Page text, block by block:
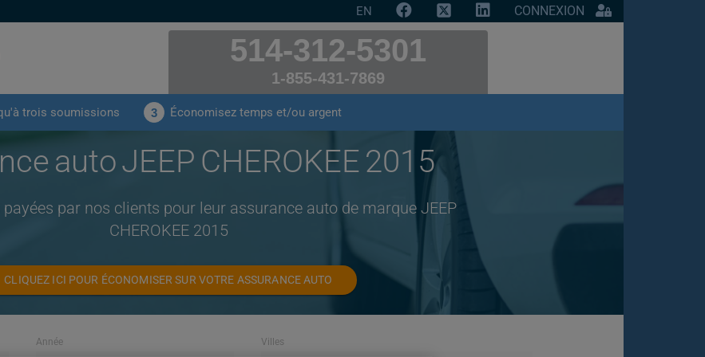
EN CONNEXION
514-312-5301
1-855-431-7869
trois soumissions 3 Économisez temps et/ou argent
auto JEEP CHEROKEE 2015
par nos clients pour leur assurance auto de marque JEEP
CHEROKEE 2015
CLIQUEZ ICI POUR ÉCONOMISER SUR VOTRE ASSURANCE AUTO
Année Villes